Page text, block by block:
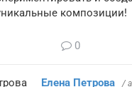
композиции!
0
Елена Петрова /